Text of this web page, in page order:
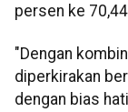
persen ke
"Dengan
diperkirakan
dengan bias